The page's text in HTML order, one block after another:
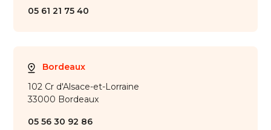
05 61 21 75 40
Bordeaux
102 Cr d'Alsace-et-Lorraine
33000 Bordeaux
05 56 30 92 86